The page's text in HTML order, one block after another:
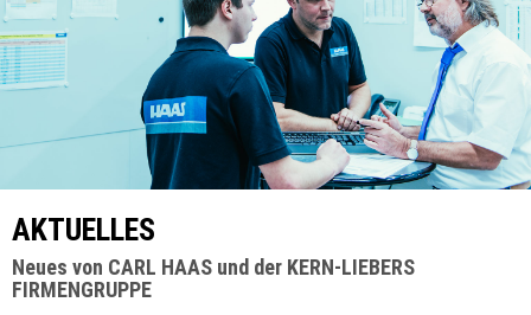
AKTUELLES
Neues von CARL HAAS und der KERN-LIEBERS
FIRMENGRUPPE